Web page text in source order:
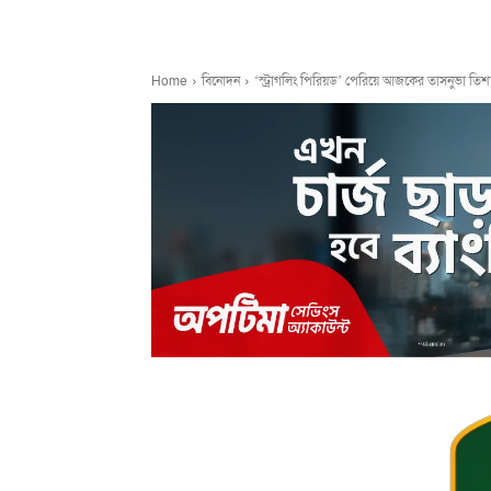
Home বিনোদন ‘স্ট্রাগলিং পিরিয়ড’ পেরিয়ে আজকের তাসনুভা